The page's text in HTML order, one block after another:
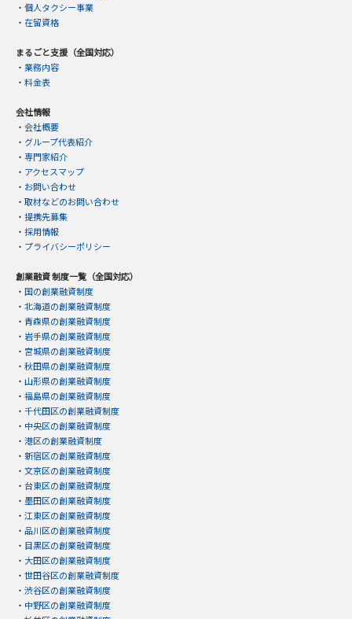
・ 個人タクシー事業
・ 在留資格
まるごと支援（全国対応）
・ 業務内容
・ 料金表
会社情報
・ 会社概要
・ グループ代表紹介
・ 専門家紹介
・ アクセスマップ
・ お問い合わせ
・ 取材などのお問い合わせ
・ 提携先募集
・ 採用情報
・ プライバシーポリシー
創業融資 制度一覧（全国対応）
・ 国の創業融資制度
・ 北海道の創業融資制度
・ 青森県の創業融資制度
・ 岩手県の創業融資制度
・ 宮城県の創業融資制度
・ 秋田県の創業融資制度
・ 山形県の創業融資制度
・ 福島県の創業融資制度
・ 千代田区の創業融資制度
・ 中央区の創業融資制度
・ 港区の創業融資制度
・ 新宿区の創業融資制度
・ 文京区の創業融資制度
・ 台東区の創業融資制度
・ 墨田区の創業融資制度
・ 江東区の創業融資制度
・ 品川区の創業融資制度
・ 目黒区の創業融資制度
・ 大田区の創業融資制度
・ 世田谷区の創業融資制度
・ 渋谷区の創業融資制度
・ 中野区の創業融資制度